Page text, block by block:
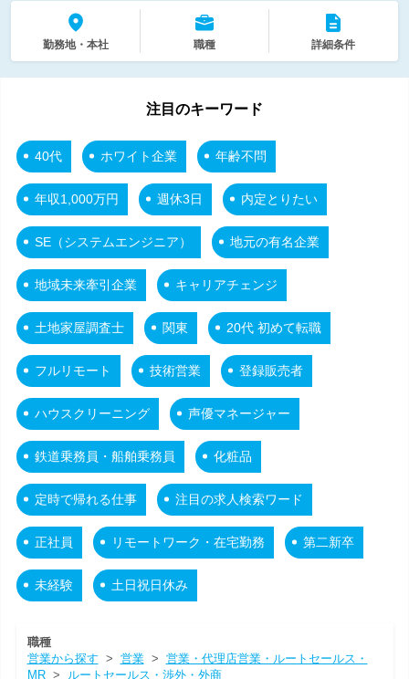
勤務地・本社 職種 詳細条件
注目のキーワード
40代 ホワイト企業 年齢不問
年収1,000万円 週休3日 内定とりたい
SE（システムエンジニア） 地元の有名企業
地域未来牽引企業 キャリアチェンジ
土地家屋調査士 関東 20代 初めて転職
フルリモート 技術営業 登録販売者
ハウスクリーニング 声優マネージャー
鉄道乗務員・船舶乗務員 化粧品
定時で帰れる仕事 注目の求人検索ワード
正社員 リモートワーク・在宅勤務 第二新卒
未経験 土日祝日休み
職種
営業から探す > 営業> 営業・代理店営業・ルートセールス・
MR> ルートセールス・渉外・外商